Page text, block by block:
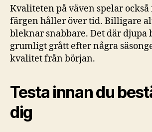
Kvaliteten på väven spelar
färgen håller över tid. Billigare
bleknar snabbare. Det där djupa
grumligt grått efter några
kvalitet från början.
Testa innan du
dig